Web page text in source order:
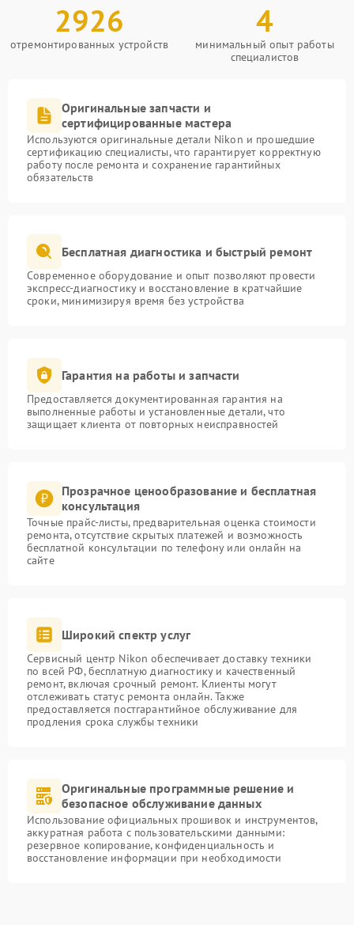
2926
отремонтированных устройств
4
минимальный опыт работы
специалистов
Оригинальные запчасти и
сертифицированные мастера
Используются оригинальные детали Nikon и прошедшие
сертификацию специалисты, что гарантирует корректную
работу после ремонта и сохранение гарантийных
обязательств
Бесплатная диагностика и быстрый ремонт
Современное оборудование и опыт позволяют провести
экспресс-диагностику и восстановление в кратчайшие
сроки, минимизируя время без устройства
Гарантия на работы и запчасти
Предоставляется документированная гарантия на
выполненные работы и установленные детали, что
защищает клиента от повторных неисправностей
Прозрачное ценообразование и бесплатная
консультация
Точные прайс-листы, предварительная оценка стоимости
ремонта, отсутствие скрытых платежей и возможность
бесплатной консультации по телефону или онлайн на
сайте
Широкий спектр услуг
Сервисный центр Nikon обеспечивает доставку техники
по всей РФ, бесплатную диагностику и качественный
ремонт, включая срочный ремонт. Клиенты могут
отслеживать статус ремонта онлайн. Также
предоставляется постгарантийное обслуживание для
продления срока службы техники
Оригинальные программные решение и
безопасное обслуживание данных
Использование официальных прошивок и инструментов,
аккуратная работа с пользовательскими данными:
резервное копирование, конфиденциальность и
восстановление информации при необходимости